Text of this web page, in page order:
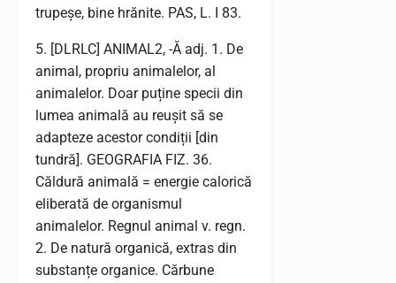
trupeșe, bine hrănite. PAS, L. I 83.
5. [DLRLC] ANIMAL2, -Ă adj. 1. De
animal, propriu animalelor, al
animalelor. Doar puține specii din
lumea animală au reușit să se
adapteze acestor condiții [din
tundră]. GEOGRAFIA FIZ. 36.
Căldură animală = energie calorică
eliberată de organismul
animalelor. Regnul animal v. regn.
2. De natură organică, extras din
substanțe organice. Cărbune